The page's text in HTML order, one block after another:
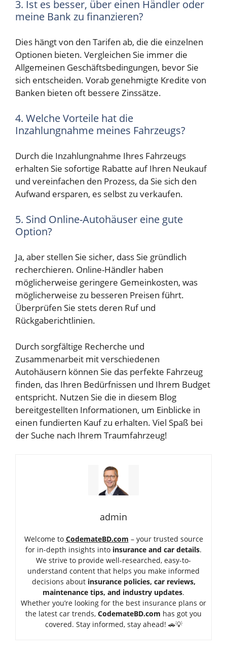
3. Ist es besser, über einen Händler oder
meine Bank zu finanzieren?
Dies hängt von den Tarifen ab, die die einzelnen
Optionen bieten. Vergleichen Sie immer die
Allgemeinen Geschäftsbedingungen, bevor Sie
sich entscheiden. Vorab genehmigte Kredite von
Banken bieten oft bessere Zinssätze.
4. Welche Vorteile hat die
Inzahlungnahme meines Fahrzeugs?
Durch die Inzahlungnahme Ihres Fahrzeugs
erhalten Sie sofortige Rabatte auf Ihren Neukauf
und vereinfachen den Prozess, da Sie sich den
Aufwand ersparen, es selbst zu verkaufen.
5. Sind Online-Autohäuser eine gute
Option?
Ja, aber stellen Sie sicher, dass Sie gründlich
recherchieren. Online-Händler haben
möglicherweise geringere Gemeinkosten, was
möglicherweise zu besseren Preisen führt.
Überprüfen Sie stets deren Ruf und
Rückgaberichtlinien.
Durch sorgfältige Recherche und
Zusammenarbeit mit verschiedenen
Autohäusern können Sie das perfekte Fahrzeug
finden, das Ihren Bedürfnissen und Ihrem Budget
entspricht. Nutzen Sie die in diesem Blog
bereitgestellten Informationen, um Einblicke in
einen fundierten Kauf zu erhalten. Viel Spaß bei
der Suche nach Ihrem Traumfahrzeug!
admin
Welcome to CodemateBD.com – your trusted source
for in-depth insights into insurance and car details.
We strive to provide well-researched, easy-to-
understand content that helps you make informed
decisions about insurance policies, car reviews,
maintenance tips, and industry updates.
Whether you’re looking for the best insurance plans or
the latest car trends, CodemateBD.com has got you
covered. Stay informed, stay ahead! 🚗💡